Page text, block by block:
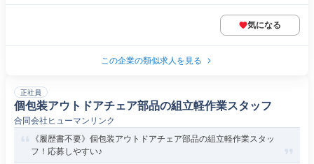
気になる
この企業の類似求人を見る
正社員
個包装アウトドアチェア部品の組立軽作業スタッフ
合同会社ヒューマンリンク
《履歴書不要》個包装アウトドアチェア部品の組立軽作業スタッ
フ！応募しやすい♪